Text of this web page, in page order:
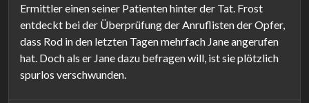
Ermittler einen seiner Patienten hinter der Tat. Frost
entdeckt bei der Überprüfung der Anruflisten der Opfer,
dass Rod in den letzten Tagen mehrfach Jane angerufen
hat. Doch als er Jane dazu befragen will, ist sie plötzlich
spurlos verschwunden.